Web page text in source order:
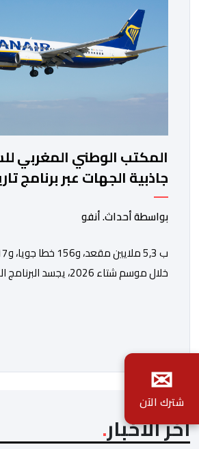
المكتب الوطني المغربي
جاذبية الجهات عبر برنامج
الجوي مع شركة "رايان إير"
بواسطة أحداث. أنفو
خلال موسم شتاء 2026،
في الأسواق الدولية. يؤكد المكتب الوطني
الدينامية المتواصلة لاستراتيجيته في
آخر الأخبار
✉
شترك الآن